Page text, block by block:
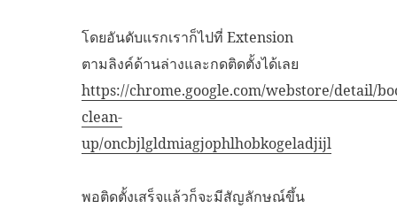
โดยอันดับแรกเราก็ไปที่ Extension
ตามลิงค์ด้านล่างและกดติดตั้งได้เลย
https://chrome.google.com/webstore/detail/
clean-
up/oncbjlgldmiagjophlhobkogeladjijl
พอติดตั้งเสร็จแล้วก็จะมีสัญลักษณ์ขึ้น